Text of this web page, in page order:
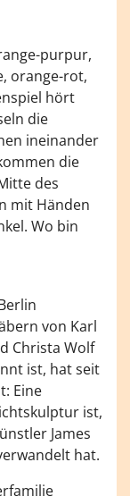
purpur,
orange-rot,
hört
die
ineinander
die
des
mit Händen
Wo bin
von Karl
Christa Wolf
ist, hat seit
Eine
ist,
James
hat.